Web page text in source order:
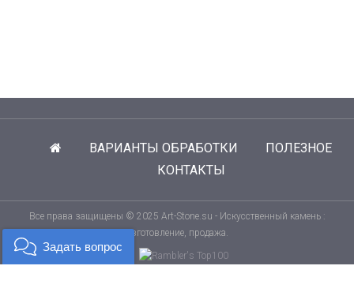
ВАРИАНТЫ ОБРАБОТКИ
ПОЛЕЗНОЕ
КОНТАКТЫ
Все права защищены © 2025 Art-Stone.su - Искусственный камень :
изготовление, продажа.
Задать вопрос